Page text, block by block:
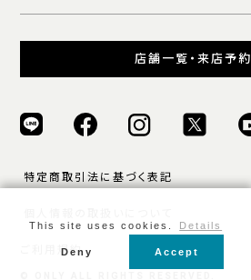
店舗一覧・来店予約
特定商取引法に基づく表記
ご利用規約
This site uses cookies. Details
Deny Accept